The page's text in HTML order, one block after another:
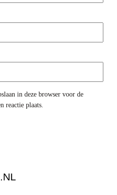
in deze browser voor de
reactie plaats.